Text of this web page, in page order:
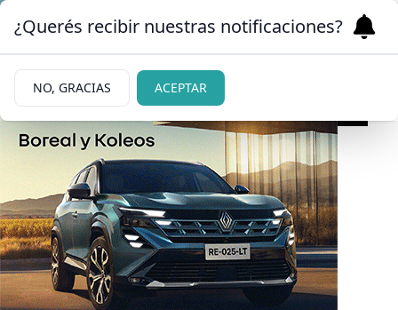
EDUCACIÓN | 11/06/2026
El Gobierno firmó un
acuerdo con las
universidades por
¿Querés recibir nuestras notificaciones?
NO, GRACIAS ACEPTAR